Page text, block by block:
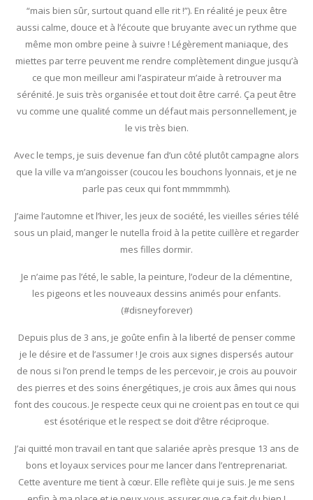
“mais bien sûr, surtout quand elle rit !”). En réalité je peux être
aussi calme, douce et à l’écoute que bruyante avec un rythme que
même mon ombre peine à suivre ! Légèrement maniaque, des
miettes par terre peuvent me rendre complètement dingue jusqu’à
ce que mon meilleur ami l’aspirateur m’aide à retrouver ma
sérénité. Je suis très organisée et tout doit être carré. Ça peut être
vu comme une qualité comme un défaut mais personnellement, je
le vis très bien.
Avec le temps, je suis devenue fan d’un côté plutôt campagne alors
que la ville va m’angoisser (coucou les bouchons lyonnais, et je ne
parle pas ceux qui font mmmmmh).
J’aime l’automne et l’hiver, les jeux de société, les vieilles séries télé
sous un plaid, manger le nutella froid à la petite cuillère et regarder
mes filles dormir.
Je n’aime pas l’été, le sable, la peinture, l’odeur de la clémentine,
les pigeons et les nouveaux dessins animés pour enfants.
(#disneyforever)
Depuis plus de 3 ans, je goûte enfin à la liberté de penser comme
je le désire et de l’assumer ! Je crois aux signes dispersés autour
de nous si l’on prend le temps de les percevoir, je crois au pouvoir
des pierres et des soins énergétiques, je crois aux âmes qui nous
font des coucous. Je respecte ceux qui ne croient pas en tout ce qui
est ésotérique et le respect se doit d’être réciproque.
J’ai quitté mon travail en tant que salariée après presque 13 ans de
bons et loyaux services pour me lancer dans l’entreprenariat.
Cette aventure me tient à cœur. Elle reflète qui je suis. Je me sens